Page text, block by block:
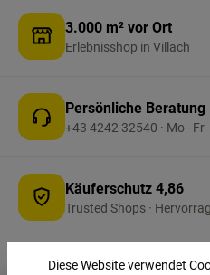
Diese Website verwendet
3.000 m² vor Ort
Erlebnisshop in Villach
Persönliche Beratung
+43 4242 32540 · Mo–Fr
Käuferschutz 4,86
Trusted Shops ·